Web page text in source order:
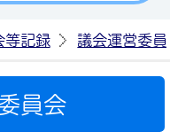
等記録 議会運営委
員会